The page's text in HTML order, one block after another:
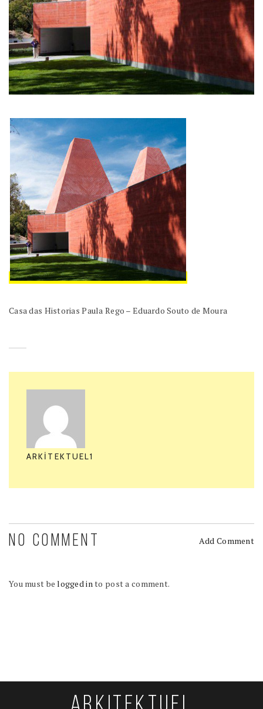
Casa das Historias Paula Rego – Eduardo Souto de Moura
ARKITEKTUEL1
NO COMMENT Add Comment
You must belogged in to post a comment.